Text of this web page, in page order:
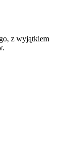
z wyjątkiem